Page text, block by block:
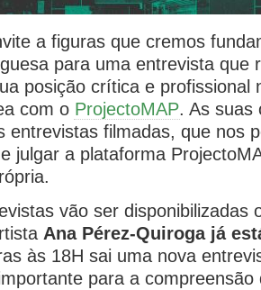
a figuras que cremos
para uma entrevista que
posição crítica e profissional
com o ProjectoMAP. As suas
entrevistas filmadas, que nos
julgar a plataforma
vão ser disponibilizadas
Ana Pérez-Quiroga já
às 18H sai uma nova
para a compreensão